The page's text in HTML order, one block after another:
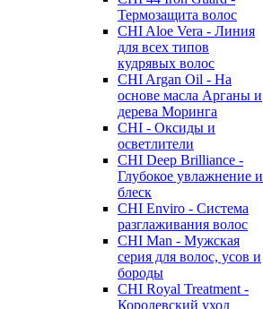
Термозащита волос
CHI Aloe Vera - Линия
для всех типов
кудрявых волос
CHI Argan Oil - На
основе масла Арганы и
дерева Моринга
CHI - Оксиды и
осветлители
CHI Deep Brilliance -
Глубокое увлажнение и
блеск
CHI Enviro - Система
разглаживания волос
CHI Man - Мужская
серия для волос, усов и
бороды
CHI Royal Treatment -
Королевский уход